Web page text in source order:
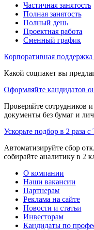
Частичная занятость
Полная занятость
Полный день
Проектная работа
Сменный график
Корпоративная поддержка
Какой соцпакет вы
Оформляйте кандидатов
Проверяйте сотрудников
документы без бумаг и
Ускорьте подбор в 2 раза с
Автоматизируйте сбор
собирайте аналитику в 2
О компании
Наши вакансии
Партнерам
Реклама на сайте
Новости и статьи
Инвесторам
Кандидаты по